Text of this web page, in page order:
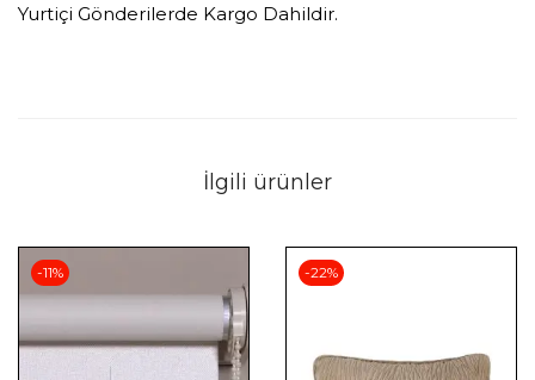
Yurtiçi Gönderilerde Kargo Dahildir.
İlgili ürünler
-11% -22%